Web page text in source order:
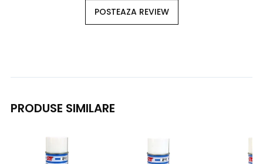
POSTEAZA REVIEW
PRODUSE SIMILARE